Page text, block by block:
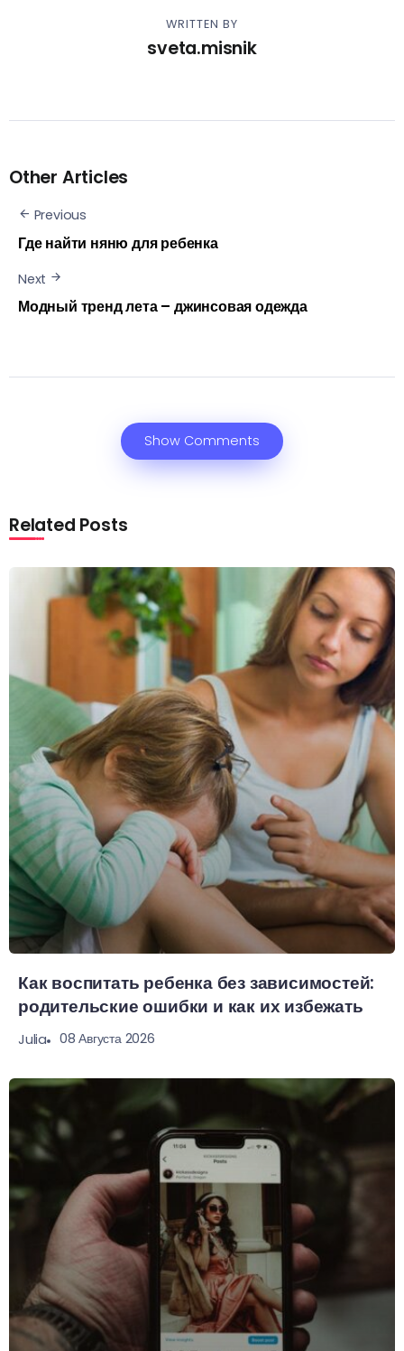
WRITTEN BY
sveta.misnik
Other Articles
Previous
Где найти няню для ребенка
Next
Модный тренд лета – джинсовая одежда
Show Comments
Related Posts
Как воспитать ребенка без зависимостей:
родительские ошибки и как их избежать
Julia 08 Августа 2026